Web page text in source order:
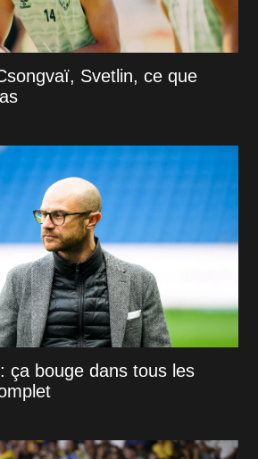
Svetlin, ce que
ça bouge dans tous les